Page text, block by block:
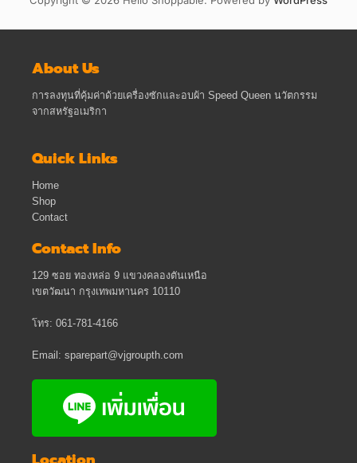
About Us
การลงทุนที่คุ้มค่าด้วยเครื่องซักและอบผ้า Speed Queen นวัตกรรม
จากสหรัฐอเมริกา
Quick Links
Home
Shop
Contact
Contact Info
129 ซอย ทองหล่อ 9 แขวงคลองตันเหนือ
เขตวัฒนา กรุงเทพมหานคร 10110
โทร: 061-781-4166
Email: sparepart@vjgroupth.com